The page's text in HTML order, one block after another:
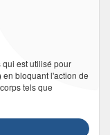
est utilisé pour
bloquant l'action de
tels que